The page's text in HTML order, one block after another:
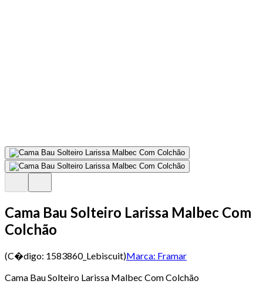
Cama Bau Solteiro Larissa Malbec Com
Colchão
(C�digo: 1583860_Lebiscuit)Marca: Framar
Cama Bau Solteiro Larissa Malbec Com Colchão